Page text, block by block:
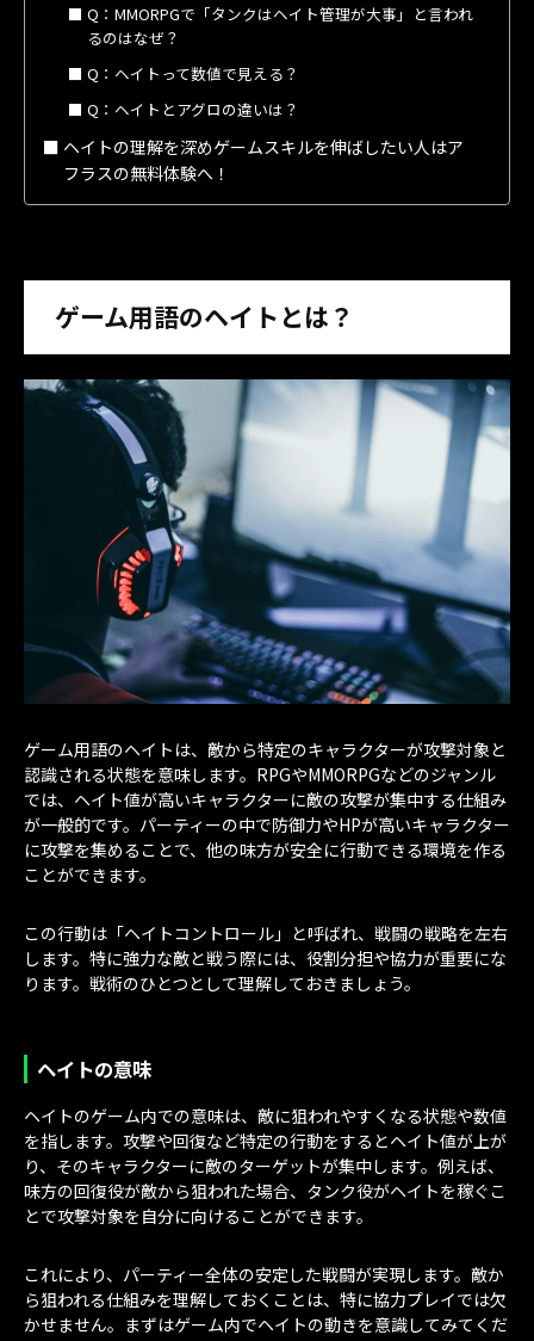
Q：MMORPGで「タンクはヘイト管理が大事」と言われ
るのはなぜ？
Q：ヘイトって数値で見える？
Q：ヘイトとアグロの違いは？
ヘイトの理解を深めゲームスキルを伸ばしたい人はア
フラスの無料体験へ！
ゲーム用語のヘイトとは？
ゲーム用語のヘイトは、敵から特定のキャラクターが攻撃対象と
認識される状態を意味します。RPGやMMORPGなどのジャンル
では、ヘイト値が高いキャラクターに敵の攻撃が集中する仕組み
が一般的です。パーティーの中で防御力やHPが高いキャラクター
に攻撃を集めることで、他の味方が安全に行動できる環境を作る
ことができます。
この行動は「ヘイトコントロール」と呼ばれ、戦闘の戦略を左右
します。特に強力な敵と戦う際には、役割分担や協力が重要にな
ります。戦術のひとつとして理解しておきましょう。
ヘイトの意味
ヘイトのゲーム内での意味は、敵に狙われやすくなる状態や数値
を指します。攻撃や回復など特定の行動をするとヘイト値が上が
り、そのキャラクターに敵のターゲットが集中します。例えば、
味方の回復役が敵から狙われた場合、タンク役がヘイトを稼ぐこ
とで攻撃対象を自分に向けることができます。
これにより、パーティー全体の安定した戦闘が実現します。敵か
ら狙われる仕組みを理解しておくことは、特に協力プレイでは欠
かせません。まずはゲーム内でヘイトの動きを意識してみてくだ